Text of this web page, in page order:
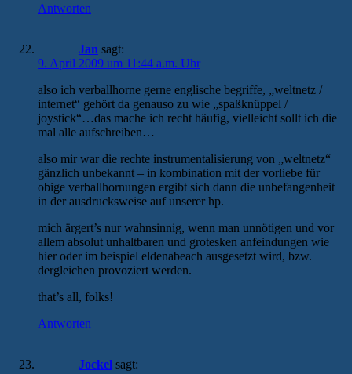
Antworten
Jan sagt:
9. April 2009 um 11:44 a.m. Uhr
also ich verballhorne gerne englische begriffe, „weltnetz /
internet“ gehört da genauso zu wie „spaßknüppel /
joystick“…das mache ich recht häufig, vielleicht sollt ich die
mal alle aufschreiben…
also mir war die rechte instrumentalisierung von „weltnetz“
gänzlich unbekannt – in kombination mit der vorliebe für
obige verballhornungen ergibt sich dann die unbefangenheit
in der ausdrucksweise auf unserer hp.
mich ärgert’s nur wahnsinnig, wenn man unnötigen und vor
allem absolut unhaltbaren und grotesken anfeindungen wie
hier oder im beispiel eldenabeach ausgesetzt wird, bzw.
dergleichen provoziert werden.
that’s all, folks!
Antworten
Jockel sagt: